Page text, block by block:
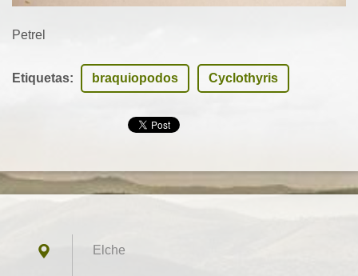
Petrel
Etiquetas: braquiopodos Cyclothyris
Elche